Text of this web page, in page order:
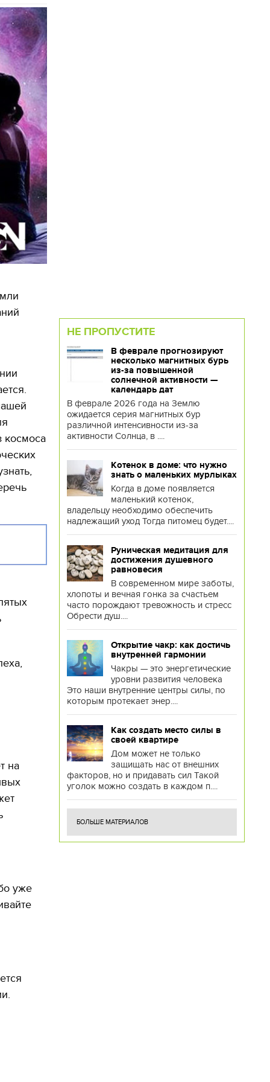
космоса
на
уже
НЕ ПРОПУСТИТЕ
В феврале прогнозируют
несколько магнитных бурь
из-за повышенной
солнечной активности —
календарь дат
В феврале 2026 года на Землю
ожидается серия магнитных бур
различной интенсивности из-за
активности Солнца, в ....
Котенок в доме: что нужно
знать о маленьких мурлыках
Когда в доме появляется
маленький котенок,
владельцу необходимо обеспечить
надлежащий уход Тогда питомец будет....
Руническая медитация для
достижения душевного
равновесия
В современном мире заботы,
хлопоты и вечная гонка за счастьем
часто порождают тревожность и стресс
Обрести душ....
Открытие чакр: как достичь
внутренней гармонии
Чакры — это энергетические
уровни развития человека
Это наши внутренние центры силы, по
которым протекает энер....
Как создать место силы в
своей квартире
Дом может не только
защищать нас от внешних
факторов, но и придавать сил Такой
уголок можно создать в каждом п....
БОЛЬШЕ МАТЕРИАЛОВ